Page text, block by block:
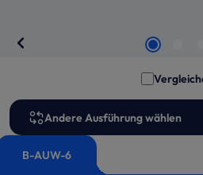
B-AUW-6
Andere Ausführung wählen